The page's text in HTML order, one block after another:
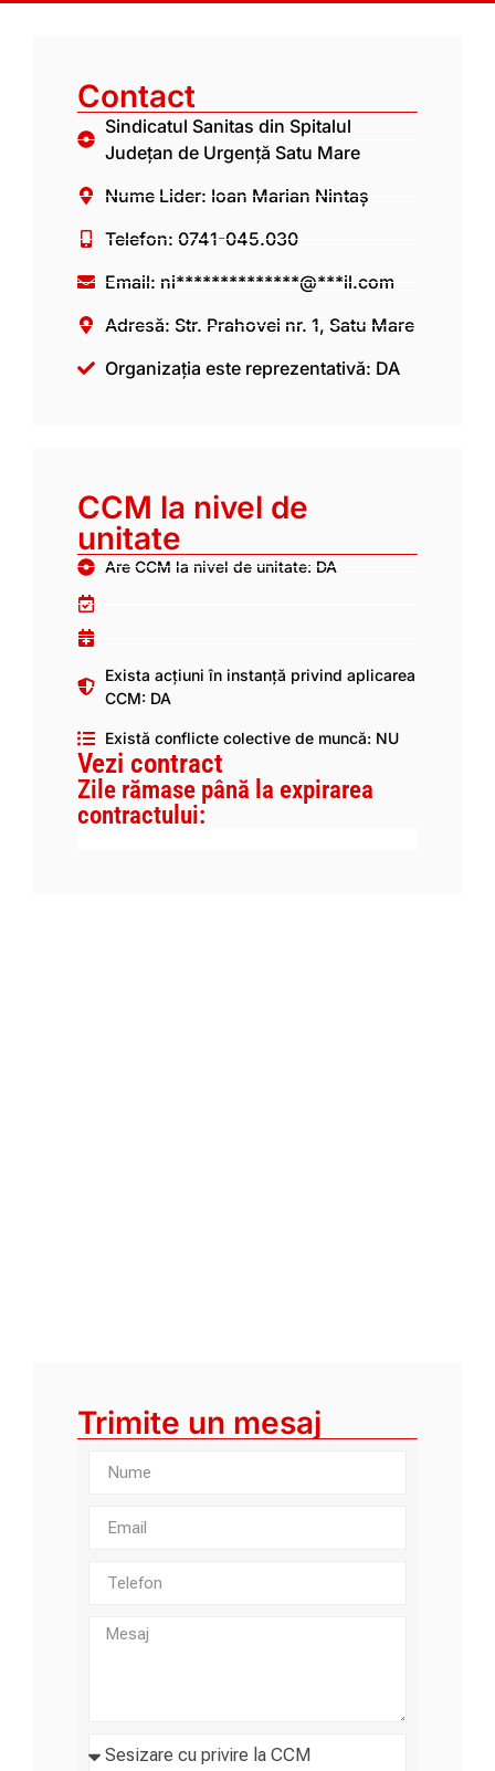
Contact
Sindicatul Sanitas din Spitalul
Județan de Urgență Satu Mare
Nume Lider: Ioan Marian Nintaș
Telefon: 0741-045.030
Email: ni**************@***il.com
Adresă: Str. Prahovei nr. 1, Satu Mare
Organizația este reprezentativă: DA
CCM la nivel de
unitate
Are CCM la nivel de unitate: DA
Exista acțiuni în instanță privind aplicarea
CCM: DA
Există conflicte colective de muncă: NU
Vezi contract
Zile rămase până la expirarea
contractului:
Trimite un mesaj